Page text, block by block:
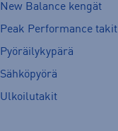
New Balance kengät
Peak Performance takit
Pyöräilykypärä
Sähköpyörä
Ulkoilutakit